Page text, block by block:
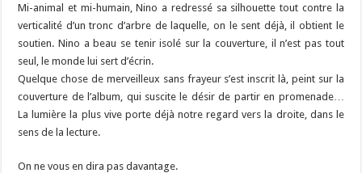
Mi-animal et mi-humain, Nino a redressé sa silhouette tout contre la
verticalité d’un tronc d’arbre de laquelle, on le sent déjà, il obtient le
soutien. Nino a beau se tenir isolé sur la couverture, il n’est pas tout
seul, le monde lui sert d’écrin.
Quelque chose de merveilleux sans frayeur s’est inscrit là, peint sur la
couverture de l’album, qui suscite le désir de partir en promenade…
La lumière la plus vive porte déjà notre regard vers la droite, dans le
sens de la lecture.
On ne vous en dira pas davantage.